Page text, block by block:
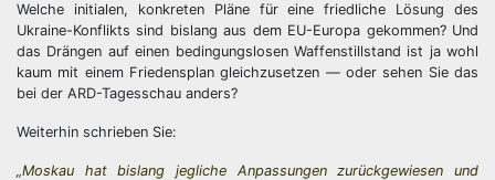
Welche initialen, konkreten Pläne für eine friedliche Lösung des
Ukraine-Konflikts sind bislang aus dem EU-Europa gekommen? Und
das Drängen auf einen bedingungslosen Waffenstillstand ist ja wohl
kaum mit einem Friedensplan gleichzusetzen — oder sehen Sie das
bei der ARD-Tagesschau anders?
Weiterhin schrieben Sie:
„Moskau hat bislang jegliche Anpassungen zurückgewiesen und